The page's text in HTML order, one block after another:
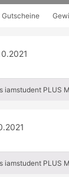
Gutscheine
iamstudent PLUS
iamstudent PLUS